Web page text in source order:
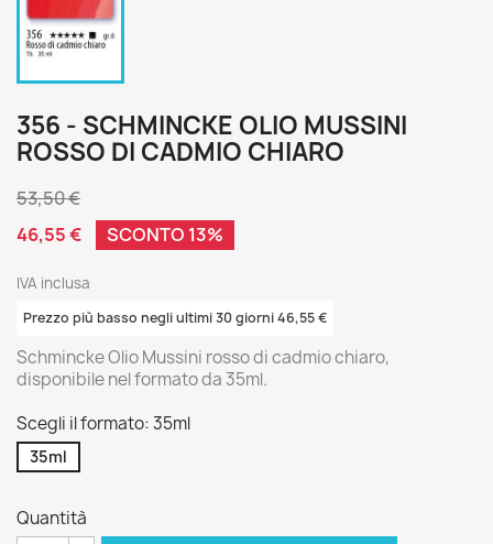
356 - SCHMINCKE OLIO MUSSINI
ROSSO DI CADMIO CHIARO
53,50 €
46,55 €
SCONTO 13%
IVA inclusa
Prezzo più basso negli ultimi 30 giorni 46,55 €
Schmincke Olio Mussini rosso di cadmio chiaro,
disponibile nel formato da 35ml.
Scegli il formato: 35ml
35ml
Quantità